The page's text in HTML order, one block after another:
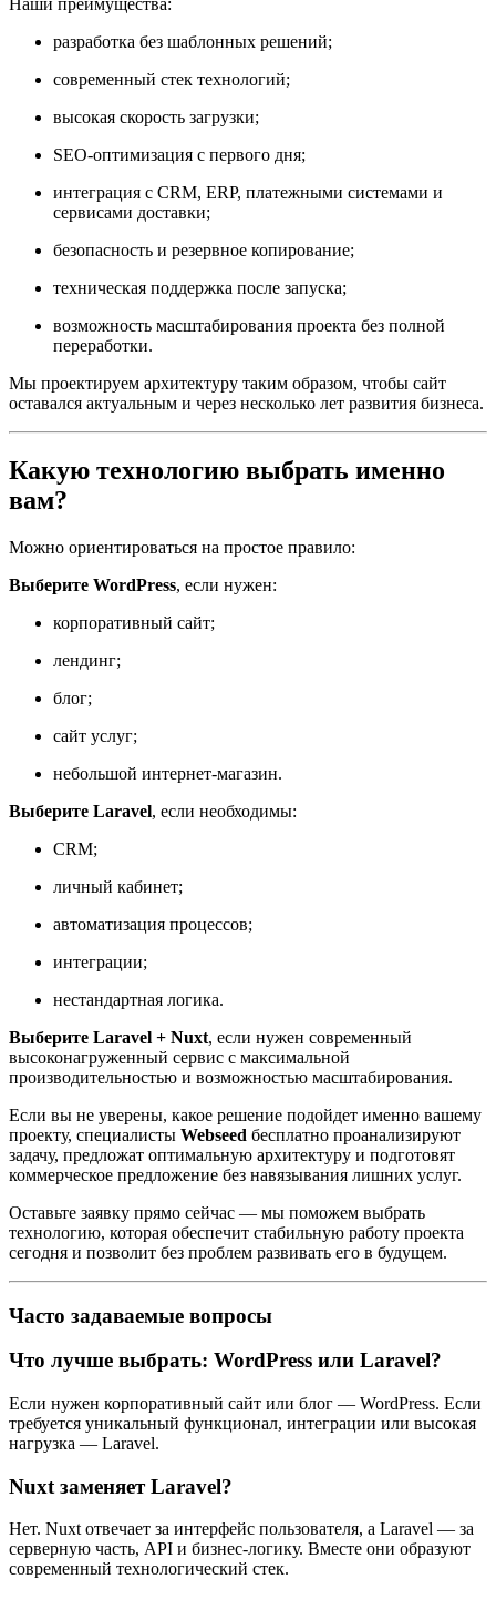
Наши преимущества:
разработка без шаблонных решений;
современный стек технологий;
высокая скорость загрузки;
SEO-оптимизация с первого дня;
интеграция с CRM, ERP, платежными системами и
сервисами доставки;
безопасность и резервное копирование;
техническая поддержка после запуска;
возможность масштабирования проекта без полной
переработки.
Мы проектируем архитектуру таким образом, чтобы сайт
оставался актуальным и через несколько лет развития бизнеса.
Какую технологию выбрать именно
вам?
Можно ориентироваться на простое правило:
Выберите WordPress, если нужен:
корпоративный сайт;
лендинг;
блог;
сайт услуг;
небольшой интернет-магазин.
Выберите Laravel, если необходимы:
CRM;
личный кабинет;
автоматизация процессов;
интеграции;
нестандартная логика.
Выберите Laravel + Nuxt, если нужен современный
высоконагруженный сервис с максимальной
производительностью и возможностью масштабирования.
Если вы не уверены, какое решение подойдет именно вашему
проекту, специалисты Webseed бесплатно проанализируют
задачу, предложат оптимальную архитектуру и подготовят
коммерческое предложение без навязывания лишних услуг.
Оставьте заявку прямо сейчас — мы поможем выбрать
технологию, которая обеспечит стабильную работу проекта
сегодня и позволит без проблем развивать его в будущем.
Часто задаваемые вопросы
Что лучше выбрать: WordPress или Laravel?
Если нужен корпоративный сайт или блог — WordPress. Если
требуется уникальный функционал, интеграции или высокая
нагрузка — Laravel.
Nuxt заменяет Laravel?
Нет. Nuxt отвечает за интерфейс пользователя, а Laravel — за
серверную часть, API и бизнес-логику. Вместе они образуют
современный технологический стек.